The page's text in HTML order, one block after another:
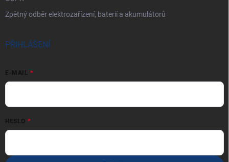
Zpětný odběr elektrozařízení, baterií a akumulátorů
PŘIHLÁŠENÍ
E-MAIL
HESLO